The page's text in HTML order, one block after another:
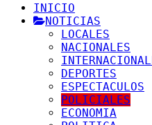
INICIO
NOTICIAS
LOCALES
NACIONALES
DEPORTES
ESPECTACULOS
POLICIALES
ECONOMIA